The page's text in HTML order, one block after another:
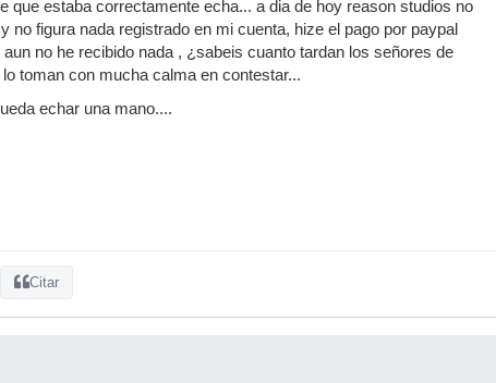
que estaba correctamente echa... a dia de hoy reason studios no
no figura nada registrado en mi cuenta, hize el pago por paypal
no he recibido nada , ¿sabeis cuanto tardan los señores de
toman con mucha calma en contestar...
echar una mano....
Citar